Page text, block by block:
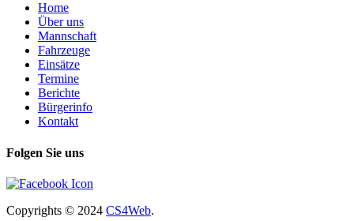
Home
Über uns
Mannschaft
Fahrzeuge
Einsätze
Termine
Berichte
Bürgerinfo
Kontakt
Folgen Sie uns
Copyrights © 2024 CS4Web.